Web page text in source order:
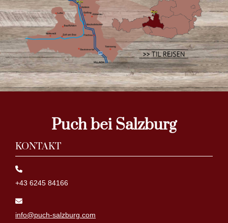
Puch bei Salzburg
KONTAKT
+43 6245 84166
info@puch-salzburg.com